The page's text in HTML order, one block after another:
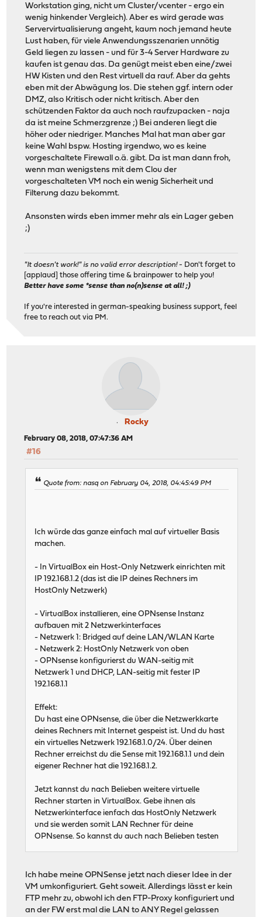
Workstation ging, nicht um Cluster/vcenter - ergo ein
wenig hinkender Vergleich). Aber es wird gerade was
Servervirtualisierung angeht, kaum noch jemand heute
Lust haben, für viele Anwendungsszenarien unnötig
Geld liegen zu lassen - und für 3-4 Server Hardware zu
kaufen ist genau das. Da genügt meist eben eine/zwei
HW Kisten und den Rest virtuell da rauf. Aber da gehts
eben mit der Abwägung los. Die stehen ggf. intern oder
DMZ, also Kritisch oder nicht kritisch. Aber den
schützenden Faktor da auch noch raufzupacken - naja
da ist meine Schmerzgrenze ;) Bei anderen liegt die
höher oder niedriger. Manches Mal hat man aber gar
keine Wahl bspw. Hosting irgendwo, wo es keine
vorgeschaltete Firewall o.ä. gibt. Da ist man dann froh,
wenn man wenigstens mit dem Clou der
vorgeschalteten VM noch ein wenig Sicherheit und
Filterung dazu bekommt.
Ansonsten wirds eben immer mehr als ein Lager geben
;)
"It doesn't work!" is no valid error description!- Don't forget to
[applaud] those offering time & brainpower to help you!
Better have some *sense than no(n)sense at all! ;)
If you're interested in german-speaking business support, feel
free to reach out via PM.
Rocky
February 08, 2018, 07:47:36 AM
#16
Quote from: nasq on February 04, 2018, 04:45:49 PM
Ich würde das ganze einfach mal auf virtueller Basis
machen.
- In VirtualBox ein Host-Only Netzwerk einrichten mit
IP 192.168.1.2 (das ist die IP deines Rechners im
HostOnly Netzwerk)
- VirtualBox installieren, eine OPNsense Instanz
aufbauen mit 2 Netzwerkinterfaces
- Netzwerk 1: Bridged auf deine LAN/WLAN Karte
- Netzwerk 2: HostOnly Netzwerk von oben
- OPNsense konfigurierst du WAN-seitig mit
Netzwerk 1 und DHCP, LAN-seitig mit fester IP
192.168.1.1
Effekt:
Du hast eine OPNsense, die über die Netzwerkkarte
deines Rechners mit Internet gespeist ist. Und du hast
ein virtuelles Netzwerk 192.168.1.0/24. Über deinen
Rechner erreichst du die Sense mit 192.168.1.1 und dein
eigener Rechner hat die 192.168.1.2.
Jetzt kannst du nach Belieben weitere virtuelle
Rechner starten in VirtualBox. Gebe ihnen als
Netzwerkinterface ienfach das HostOnly Netzwerk
und sie werden somit LAN Rechner für deine
OPNsense. So kannst du auch nach Belieben testen
Ich habe meine OPNSense jetzt nach dieser Idee in der
VM umkonfiguriert. Geht soweit. Allerdings lässt er kein
FTP mehr zu, obwohl ich den FTP-Proxy konfiguriert und
an der FW erst mal die LAN to ANY Regel gelassen